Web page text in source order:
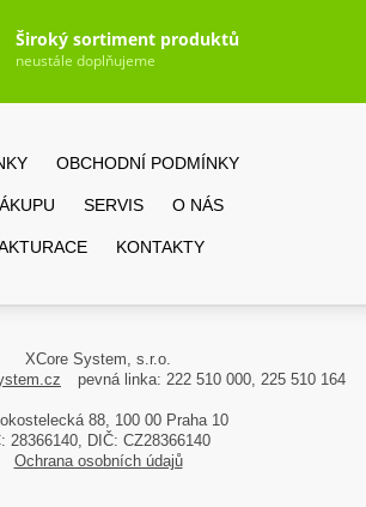
Široký sortiment produktů
neustále doplňujeme
OBCHODNÍ PODMÍNKY
SERVIS O NÁS
KONTAKTY
XCore System, s.r.o.
pevná linka: 222 510 000, 225 510 164
88, 100 00 Praha 10
28366140, DIČ: CZ28366140
Ochrana osobních údajů